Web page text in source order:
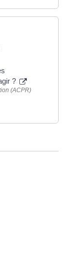
?
(ACPR)